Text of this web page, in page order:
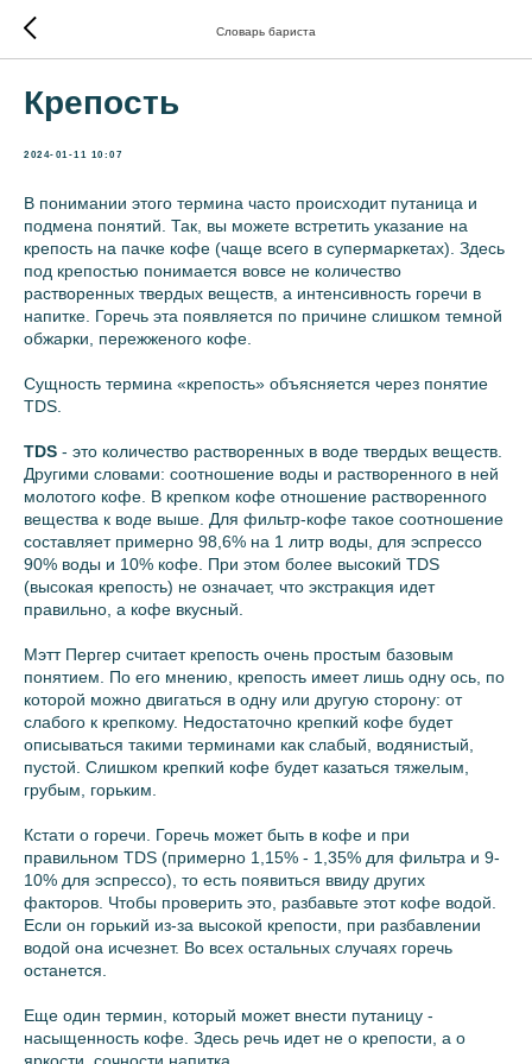
Словарь бариста
Крепость
2024-01-11 10:07
В понимании этого термина часто происходит путаница и
подмена понятий. Так, вы можете встретить указание на
крепость на пачке кофе (чаще всего в супермаркетах). Здесь
под крепостью понимается вовсе не количество
растворенных твердых веществ, а интенсивность горечи в
напитке. Горечь эта появляется по причине слишком темной
обжарки, пережженого кофе.
Сущность термина «крепость» объясняется через понятие
TDS.
TDS - это количество растворенных в воде твердых веществ.
Другими словами: соотношение воды и растворенного в ней
молотого кофе. В крепком кофе отношение растворенного
вещества к воде выше. Для фильтр-кофе такое соотношение
составляет примерно 98,6% на 1 литр воды, для эспрессо
90% воды и 10% кофе. При этом более высокий TDS
(высокая крепость) не означает, что экстракция идет
правильно, а кофе вкусный.
Мэтт Пергер считает крепость очень простым базовым
понятием. По его мнению, крепость имеет лишь одну ось, по
которой можно двигаться в одну или другую сторону: от
слабого к крепкому. Недостаточно крепкий кофе будет
описываться такими терминами как слабый, водянистый,
пустой. Слишком крепкий кофе будет казаться тяжелым,
грубым, горьким.
Кстати о горечи. Горечь может быть в кофе и при
правильном TDS (примерно 1,15% - 1,35% для фильтра и 9-
10% для эспрессо), то есть появиться ввиду других
факторов. Чтобы проверить это, разбавьте этот кофе водой.
Если он горький из-за высокой крепости, при разбавлении
водой она исчезнет. Во всех остальных случаях горечь
останется.
Еще один термин, который может внести путаницу -
насыщенность кофе. Здесь речь идет не о крепости, а о